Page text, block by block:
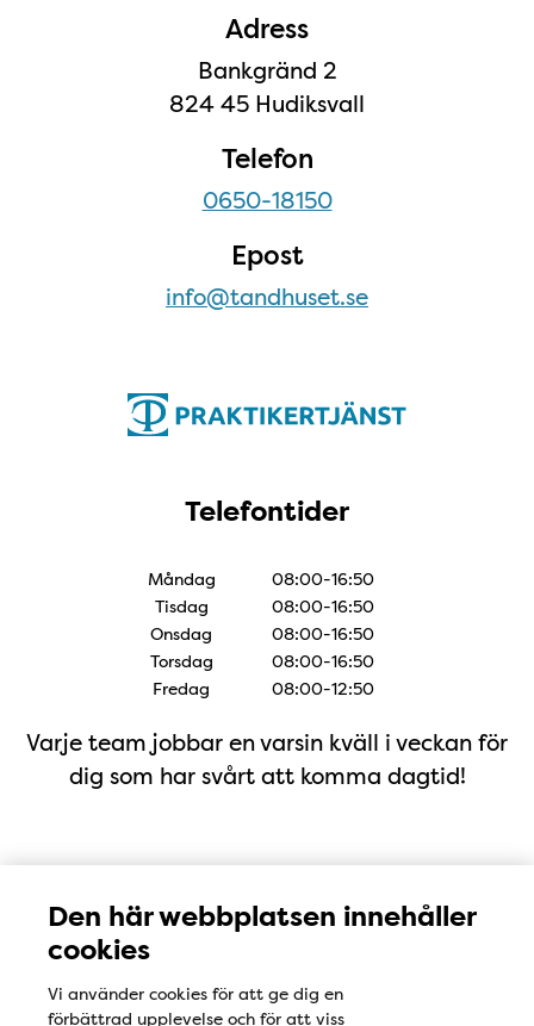
Den här webbplatsen innehåller
cookies
Vi använder cookies för att ge dig en
förbättrad upplevelse och för att viss
Adress
Bankgränd 2
824 45 Hudiksvall
Telefon
0650-18150
Epost
info@tandhuset.se
TelefontiderTelefontider
Måndag
08:00-16:50
Tisdag
08:00-16:50
Onsdag
08:00-16:50
Torsdag
08:00-16:50
Fredag
08:00-12:50
Varje team jobbar en varsin kväll i veckan för
dig som har svårt att komma dagtid!
Hitta till oss